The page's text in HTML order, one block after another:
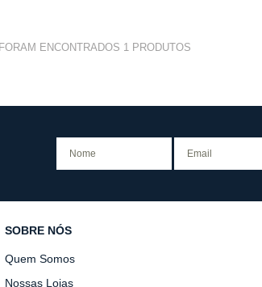
FORAM ENCONTRADOS 1PRODUTOS
SOBRE NÓS
Quem Somos
Nossas Lojas